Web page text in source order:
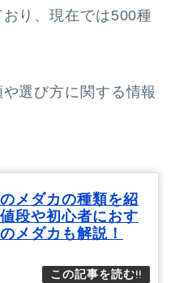
り、現在では500種
選び方に関する情報
メダカの種類を紹
段や初心者におす
メダカも解説！